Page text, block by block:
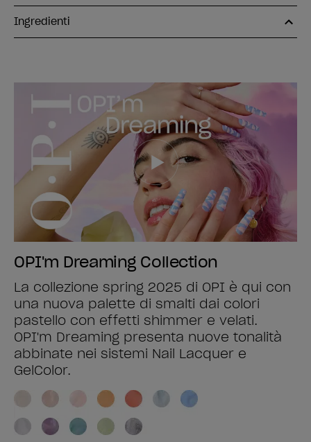
Ingredienti
OPI'm Dreaming Collection
La collezione spring 2025 di OPI è qui con
una nuova palette di smalti dai colori
pastello con effetti shimmer e velati.
OPI'm Dreaming presenta nuove tonalità
abbinate nei sistemi Nail Lacquer e
GelColor.